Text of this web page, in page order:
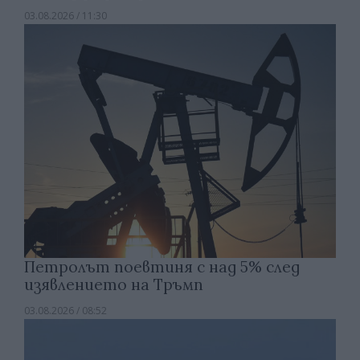
03.08.2026 / 11:30
Петролът поевтиня с над 5% след
изявлението на Тръмп
03.08.2026 / 08:52